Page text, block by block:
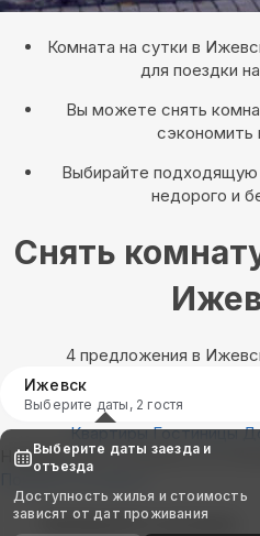
Комната на сутки в
для поездки
Вы можете снять
сэкономить
Выбирайте подходящую
недорого и
Снять
4 предложения в
Ижевск
Выберите даты, 2 гостя
Квартиры Гостиницы
Найдём, где остановиться в
Показать на карте
Выбирайте лучшее
Выберите даты заезда и
отъезда
Доступность жилья и стоимость
зависят от дат проживания